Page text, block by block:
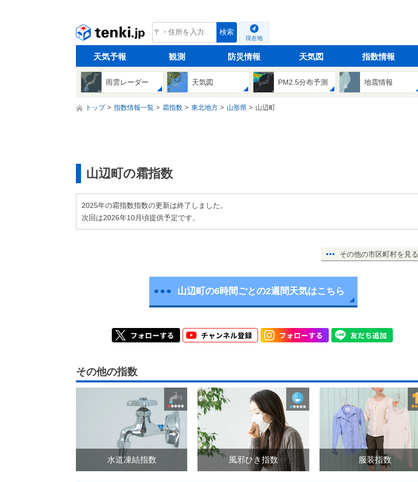
tenki.jp 検索
現在地
天気予報 観測 防災情報 天気図 指数情報
雨雲レーダー 天気図 PM2.5分布予測 地震情報
トップ 指数情報一覧 霜指数 東北地方 山形県 山辺町
山辺町の霜指数
2025年の霜指数指数の更新は終了しました。
次回は2026年10月頃提供予定です。
その他の市区町村を見る
山辺町の6時間ごとの2週間天気はこちら
その他の指数
水道凍結指数 風邪ひき指数 服装指数